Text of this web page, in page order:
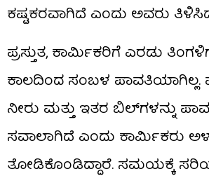
ಕಷ್ಟಕರವಾಗಿದೆ ಎಂದು ಅವರು
ಪ್ರಸ್ತುತ, ಕಾರ್ಮಿಕರಿಗೆ ಎರಡು
ಕಾಲದಿಂದ ಸಂಬಳ ಪಾವತಿಯಾಗಿಲ್ಲ.
ನೀರು ಮತ್ತು ಇತರ ಬಿಲ್‌ಗಳನ್ನು
ಸವಾಲಾಗಿದೆ ಎಂದು ಕಾರ್ಮಿಕರು
ತೋಡಿಕೊಂಡಿದ್ದಾರೆ. ಸಮಯಕ್ಕೆ